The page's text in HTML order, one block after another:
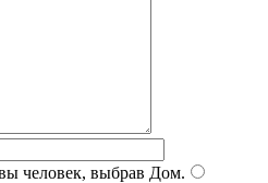
человек, выбрав Дом.